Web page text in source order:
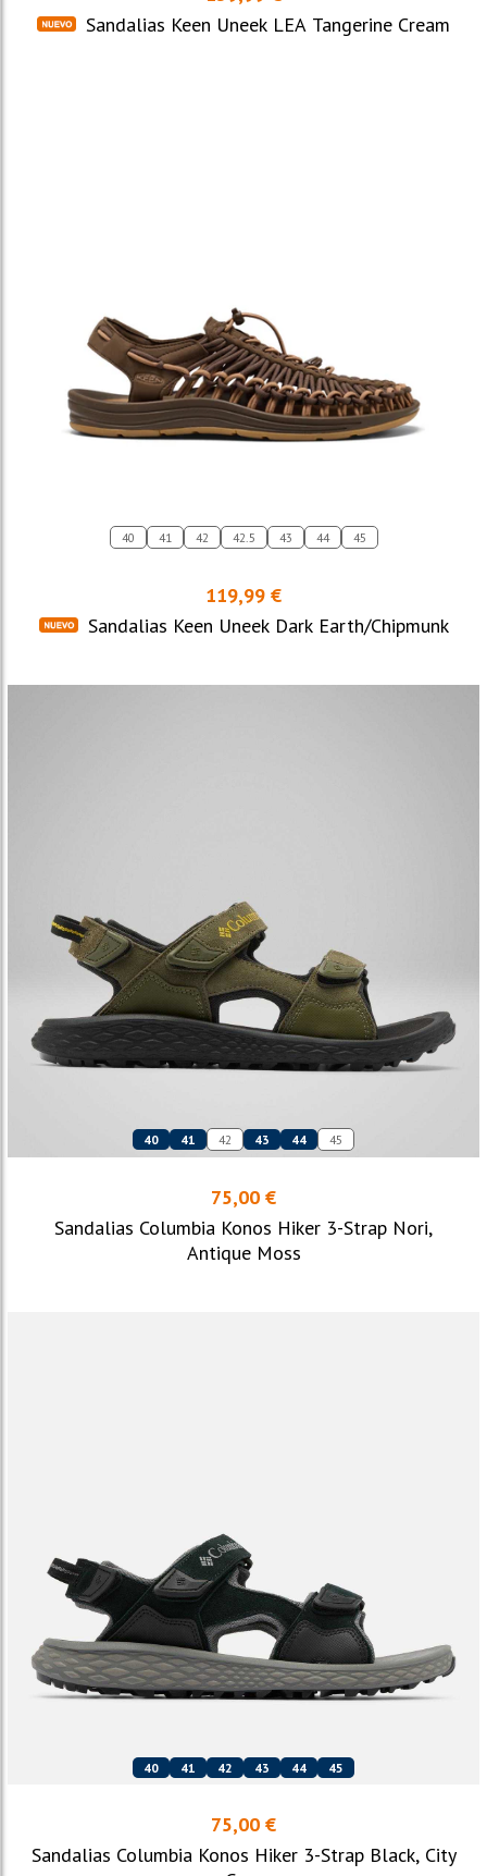
Sandalias Keen Uneek LEA Tangerine Cream
40 41 42 42.5 43 44 45
119,99 €
Sandalias Keen Uneek Dark Earth/Chipmunk
40 41 42 43 44 45
75,00 €
Sandalias Columbia Konos Hiker 3-Strap Nori,
Antique Moss
40 41 42 43 44 45
75,00 €
Sandalias Columbia Konos Hiker 3-Strap Black, City